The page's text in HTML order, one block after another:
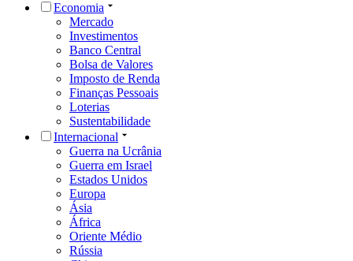
Economia
Mercado
Investimentos
Banco Central
Bolsa de Valores
Imposto de Renda
Finanças Pessoais
Loterias
Sustentabilidade
Internacional
Guerra na Ucrânia
Guerra em Israel
Estados Unidos
Europa
Ásia
África
Oriente Médio
Rússia